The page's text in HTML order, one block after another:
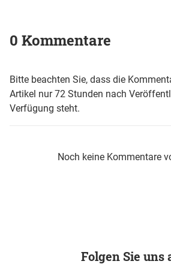
0 Kommentare
Bitte beachten Sie, dass die
Artikel nur 72 Stunden nach
Verfügung steht.
Noch keine Kommentare
Folgen Sie uns